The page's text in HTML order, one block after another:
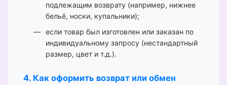
подлежащим возврату (например, нижнее
бельё, носки, купальники);
если товар был изготовлен или заказан по
индивидуальному запросу (нестандартный
размер, цвет и т.д.).
4. Как оформить возврат или обмен